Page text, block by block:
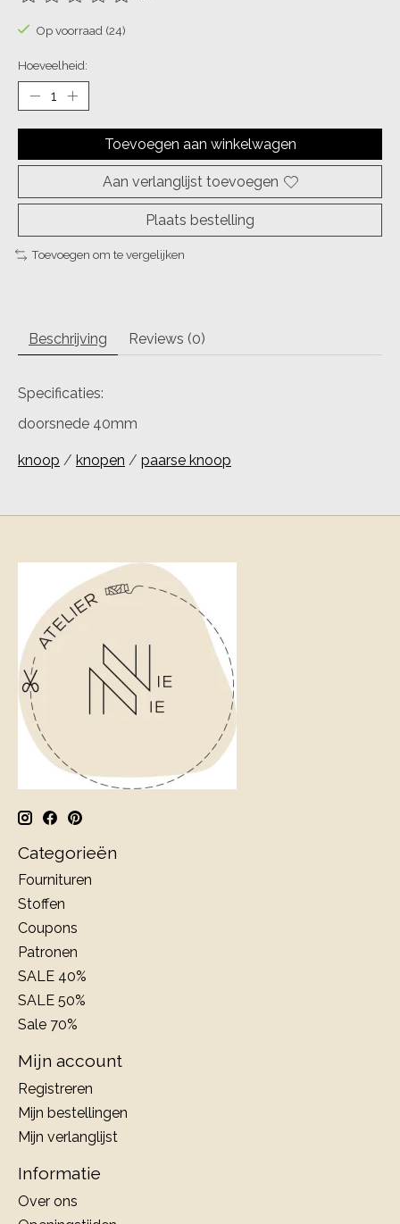
Op voorraad (24)
Hoeveelheid:
Toevoegen aan winkelwagen
Aan verlanglijst toevoegen
Plaats bestelling
Toevoegen om te vergelijken
Beschrijving Reviews (0)
Specificaties:
doorsnede 40mm
knoop / knopen / paarse knoop
Categorieën
Fournituren
Stoffen
Coupons
Patronen
SALE 40%
SALE 50%
Sale 70%
Mijn account
Registreren
Mijn bestellingen
Mijn verlanglijst
Informatie
Over ons